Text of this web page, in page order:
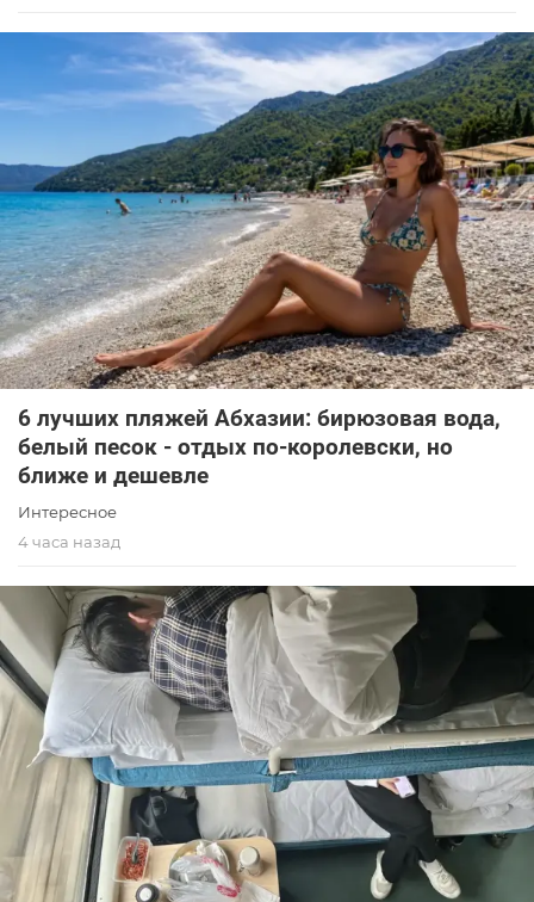
6 лучших пляжей Абхазии: бирюзовая вода,
белый песок - отдых по-королевски, но
ближе и дешевле
Интересное
4 часа назад